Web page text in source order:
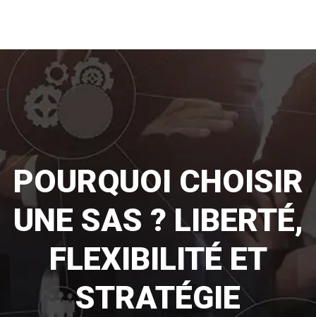
POURQUOI CHOISIR
UNE SAS ? LIBERTÉ,
FLEXIBILITÉ ET
STRATÉGIE